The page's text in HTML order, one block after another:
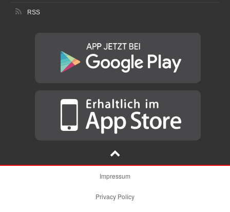
RSS
Impressum
Privacy Policy